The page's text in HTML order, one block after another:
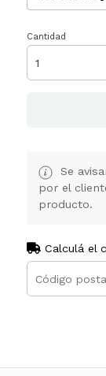
Cantidad
Se
por el
producto.
Calculá el